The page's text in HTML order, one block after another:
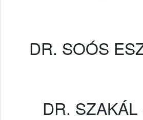
DR. SOÓS
DR.